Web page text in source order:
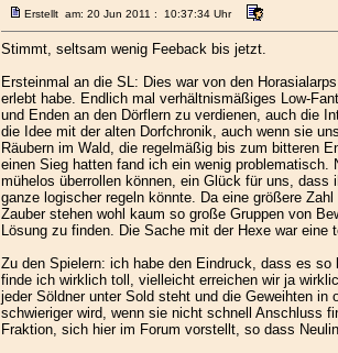
Erstellt am: 20 Jun 2011 : 10:37:34 Uhr
Stimmt, seltsam wenig Feeback bis jetzt.
Ersteinmal an die SL: Dies war von den
erlebt habe. Endlich mal verhältnismäßiges Low-
und Enden an den Dörflern zu verdienen, auch die
die Idee mit der alten Dorfchronik, auch wenn sie
Räubern im Wald, die regelmäßig bis zum bitteren
einen Sieg hatten fand ich ein wenig
mühelos überrollen können, ein Glück für uns,
ganze logischer regeln könnte. Da eine größere
Zauber stehen wohl kaum so große Gruppen von
Lösung zu finden. Die Sache mit der Hexe war
Zu den Spielern: ich habe den Eindruck, dass es
finde ich wirklich toll, vielleicht erreichen wir ja
jeder Söldner unter Sold steht und die Geweihten
schwieriger wird, wenn sie nicht schnell Anschluss
Fraktion, sich hier im Forum vorstellt, so dass